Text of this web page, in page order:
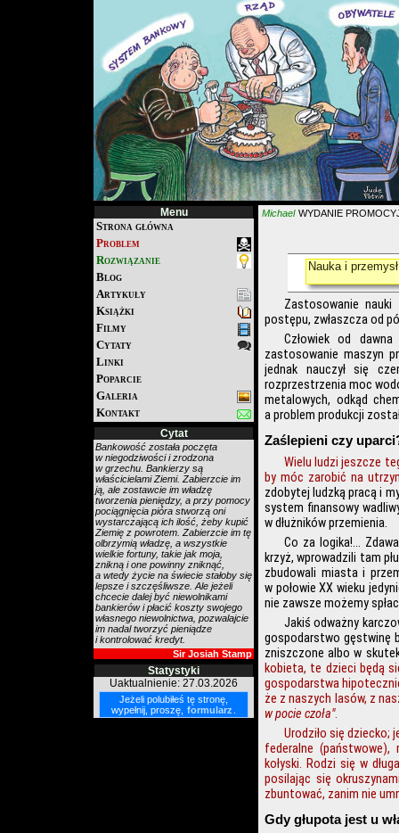
Menu
Strona główna
Problem
Rozwiązanie
Blog
Artykuły
Książki
Filmy
Cytaty
Linki
Poparcie
Galeria
Kontakt
Cytat
Bankowość została poczęta
w niegodziwości i zrodzona
w grzechu. Bankierzy są
właścicielami Ziemi. Zabierzcie im
ją, ale zostawcie im władzę
tworzenia pieniędzy, a przy pomocy
pociągnięcia pióra stworzą oni
wystarczającą ich ilość, żeby kupić
Ziemię z powrotem. Zabierzcie im tę
ol­brzymią władzę, a wszystkie
wielkie fortuny, takie jak moja,
znikną i one powinny zniknąć,
a wtedy życie na świecie stałoby się
lepsze i szczęśliwsze. Ale jeżeli
chcecie dalej być niewolnikami
bankierów i płacić koszty swojego
własnego niewolnictwa, pozwalajcie
im nadal tworzyć pieniądze
i kontrolować kredyt.
Sir Josiah Stamp
Statystyki
Uaktualnienie: 27.03.2026
Jeżeli polubiłeś tę stronę,
wypełnij, proszę, formularz
Michael WYDANIE
Nauka i
Zastosowanie
postępu, zwłaszcza od
Człowiek od
zastosowanie maszyn
jednak nauczył się
rozprzestrzenia moc
metalowych, odkąd
a problem produkcji
Zaślepieni czy
Wielu ludzi jeszcze
by móc zarobić na
zdobytej ludzką pracą i
system finansowy
w dłużników przemienia.
Co za logika!...
krzyż, wprowadzili tam
zbudowali miasta i
w połowie XX wieku
nie zawsze możemy
Jakiś odważny
gospodarstwo gęstwinę
zniszczone albo w
kobieta, te dzieci będą
gospodarstwa
że z naszych lasów, z
w pocie czoła".
Urodziło się dziecko;
federalne (państwowe),
kołyski. Rodzi się w
posilając się
zbuntować, zanim nie
Gdy głupota jest u